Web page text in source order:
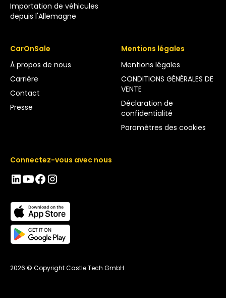
Importation de véhicules
depuis l'Allemagne
CarOnSale
À propos de nous
Carrière
Contact
Presse
Mentions légales
Mentions légales
CONDITIONS GÉNÉRALES DE
VENTE
Déclaration de
confidentialité
Paramètres des cookies
Connectez-vous avec nous
2026 © Copyright Castle Tech GmbH